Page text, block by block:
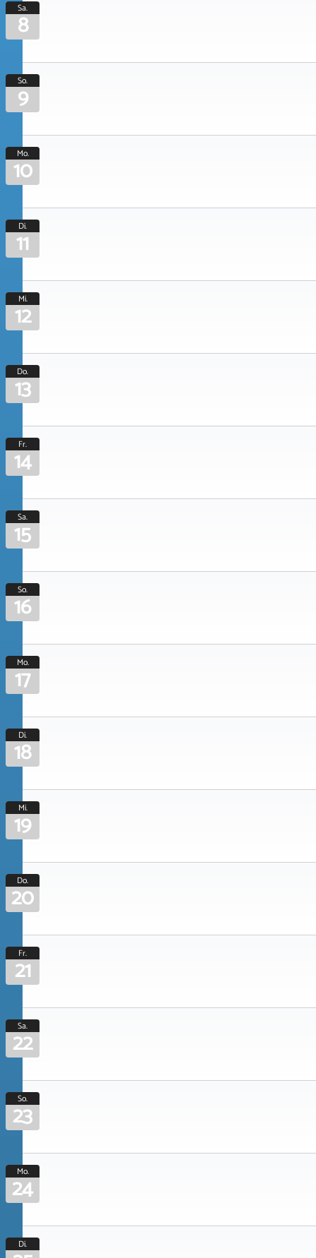
Sa.
8
So.
9
Mo.
10
Di.
11
Mi.
12
Do.
13
Fr.
14
Sa.
15
So.
16
Mo.
17
Di.
18
Mi.
19
Do.
20
Fr.
21
Sa.
22
So.
23
Mo.
24
Di.